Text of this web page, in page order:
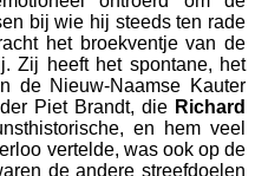
bij wie hij steeds ten rade
het broekventje van de
Zij heeft het spontane, het
de Nieuw-Naamse Kauter
Piet Brandt, die Richard
en hem veel
vertelde, was ook op de
de andere streefdoelen